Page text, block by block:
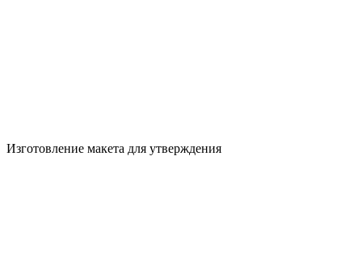
Изготовление макета для утверждения